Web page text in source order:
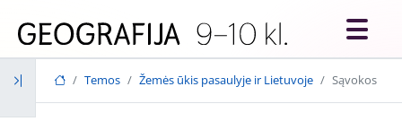
Temos Žemės ūkis pasaulyje ir Lietuvoje Sąvokos